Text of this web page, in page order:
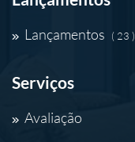
Lançamentos ( 23 )
Serviços
Avaliação